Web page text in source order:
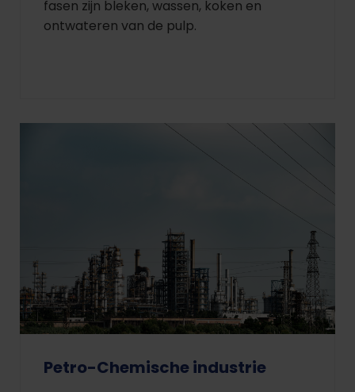
fasen zijn bleken, wassen, koken en
ontwateren van de pulp.
Petro-Chemische industrie